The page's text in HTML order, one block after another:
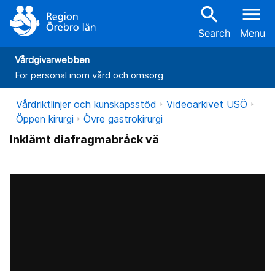
search
Search
menu
Menu
Vårdgivarwebben
För personal inom vård och omsorg
Vårdriktlinjer och kunskapsstöd
Videoarkivet USÖ
Öppen kirurgi
Övre gastrokirurgi
Inklämt diafragmabråck vä